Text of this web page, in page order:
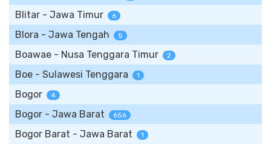
Blitar - Jawa Timur 6
Blora - Jawa Tengah 5
Boawae - Nusa Tenggara Timur 2
Boe - Sulawesi Tenggara 1
Bogor 4
Bogor - Jawa Barat 656
Bogor Barat - Jawa Barat 1